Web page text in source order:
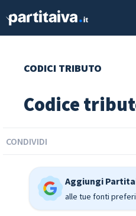
CODICI TRIBUTO
Codice
CONDIVIDI
Aggiungi
alle tue fonti